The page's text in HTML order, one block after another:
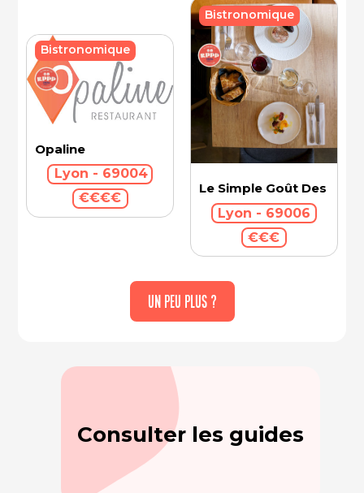
Opaline
Lyon - 69004
€€€€
Bistronomique
Le Simple Goût Des
Lyon - 69006
€€€
Bistronomique
UN PEU PLUS ?
Consulter les guides